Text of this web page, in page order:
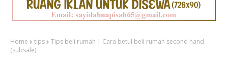
Home tips
Tips beli rumah | Cara betul beli rumah second hand
(subsale)